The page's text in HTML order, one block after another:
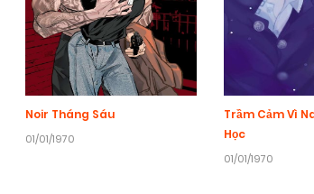
Noir Tháng Sáu
01/01/1970
Trầm Cảm Vì
Học
01/01/1970